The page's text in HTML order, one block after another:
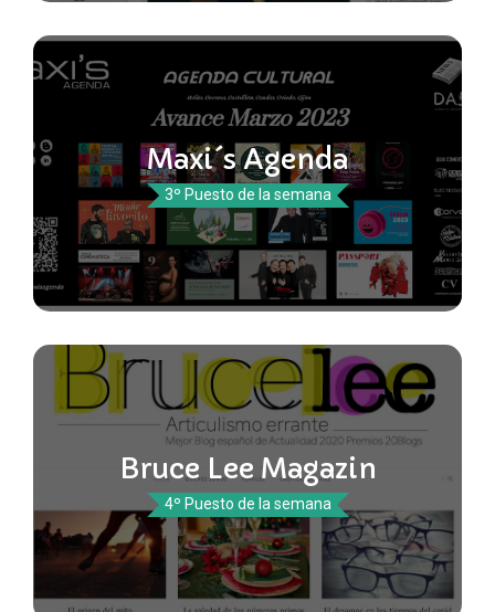
Maxi´s Agenda
3º Puesto de la semana
Bruce Lee Magazin
4º Puesto de la semana